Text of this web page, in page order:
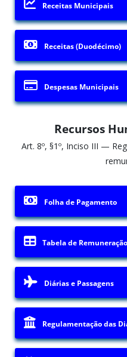
Receitas Municipais
Receitas (Duodécimo)
Despesas Municipais
Recursos
Art. 8º, §1º, Inciso III —
Folha de Pagamento
Tabela de Remuneração
Diárias e Passagens
Regulamentação das